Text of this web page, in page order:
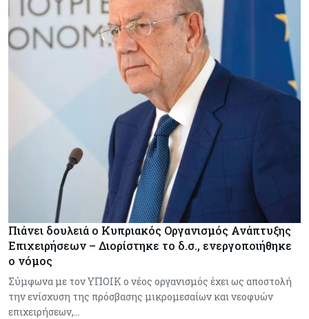
Πιάνει δουλειά ο Κυπριακός Οργανισμός Ανάπτυξης
Επιχειρήσεων – Διορίστηκε το δ.σ., ενεργοποιήθηκε
ο νόμος
Σύμφωνα με τον ΥΠΟΙΚ ο νέος οργανισμός έχει ως αποστολή
την ενίσχυση της πρόσβασης μικρομεσαίων και νεοφυών
επιχειρήσεων,…